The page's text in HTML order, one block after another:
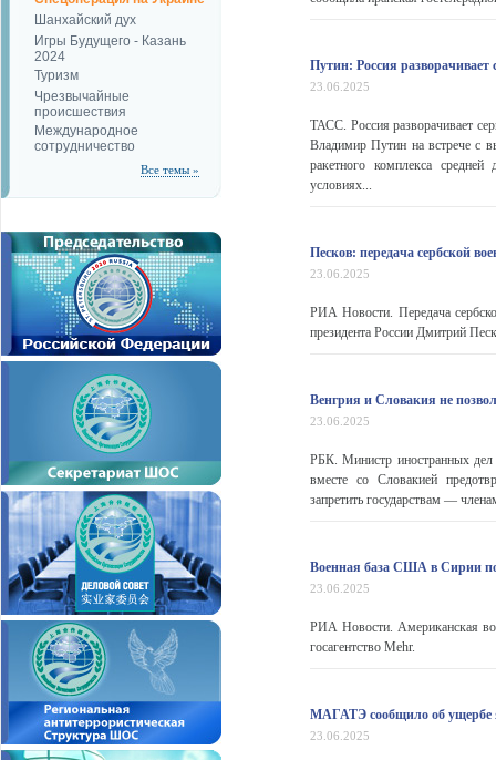
Шанхайский дух
Игры Будущего - Казань
2024
Туризм
Чрезвычайные
происшествия
Международное
сотрудничество
Все темы »
Путин: Россия
23.06.2025
ТАСС. Россия разворачивает
Владимир Путин на встрече с
ракетного комплекса
условиях...
Песков: передача сербской
23.06.2025
РИА Новости. Передача
президента России Дмитрий
Венгрия и Словакия не
23.06.2025
РБК. Министр иностранных дел
вместе со Словакией
запретить государствам —
Военная база США в Сирии
23.06.2025
РИА Новости. Американская
госагентство Mehr.
МАГАТЭ сообщило об ущербе
23.06.2025